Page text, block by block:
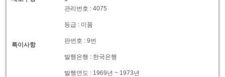
특이사항
관리번호 : 4075
등급 : 미품
판번호 : 9번
발행은행 : 한국은행
발행연도 : 1969년 ~ 1973년